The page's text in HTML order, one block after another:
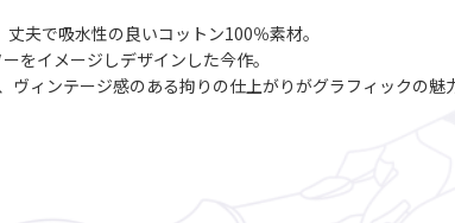
夫で吸水性の良いコットン100％素材。
をイメージしデザインした今作。
ィンテージ感のある拘りの仕上がりがグラフィックの魅